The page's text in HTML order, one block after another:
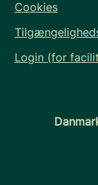
Cookies
Login (for